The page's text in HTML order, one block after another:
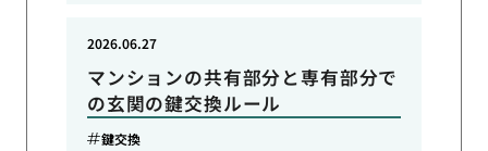
マンションの共有部分と専有部分で
の玄関の鍵交換ルール
2026.06.27
鍵交換